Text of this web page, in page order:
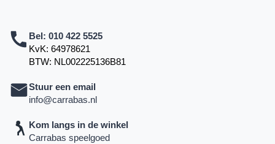
Bel: 010 422 5525
KvK: 64978621
BTW: NL002225136B81
Stuur een email
info@carrabas.nl
Kom langs in de winkel
Carrabas speelgoed